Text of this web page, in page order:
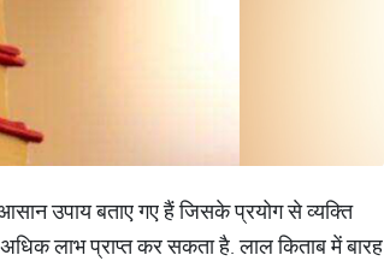
उपाय बताए गए हैं जिसके प्रयोग से व्यक्ति
लाभ प्राप्त कर सकता है. लाल किताब में बारह